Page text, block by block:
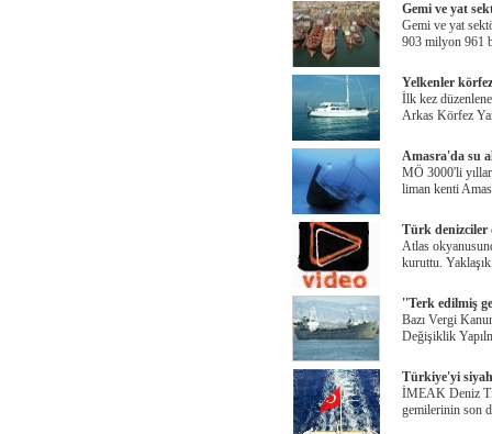
Gemi ve yat
Gemi ve yat
903 milyon 961
Yelkenler
İlk kez
Arkas Körfez
Amasra'da su
MÖ 3000'li
liman kenti
Türk
Atlas
kuruttu.
''Terk edilmiş
Bazı Vergi
Değişiklik
Türkiye'yi
İMEAK Deniz
gemilerinin son